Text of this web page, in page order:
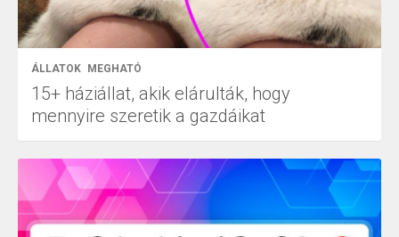
ÁLLATOK MEGHATÓ
15+ háziállat, akik elárulták, hogy
mennyire szeretik a gazdáikat